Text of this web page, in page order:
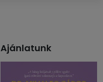
Ajánlatunk